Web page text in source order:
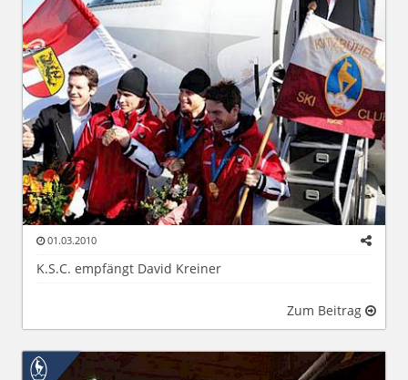
01.03.2010
K.S.C. empfängt David Kreiner
Zum Beitrag